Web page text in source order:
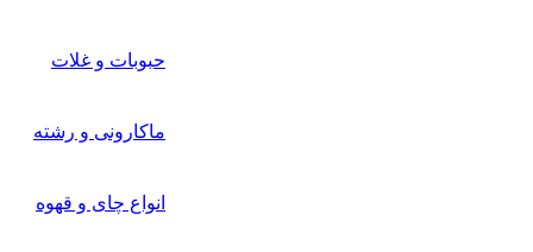
حبوبات و غلات
ماکارونی و رشته
انواع چای و قهوه